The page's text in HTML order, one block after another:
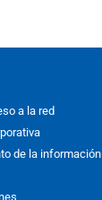
a la red
de la información